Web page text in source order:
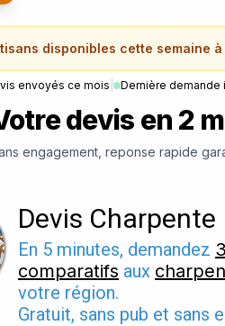
disponibles cette semaine à
envoyés ce mois Dernière demande
devis en 2
engagement, reponse rapide
Devis Charpente
En 5 minutes, demandez
comparatifs aux
votre région.
Gratuit, sans pub et sans